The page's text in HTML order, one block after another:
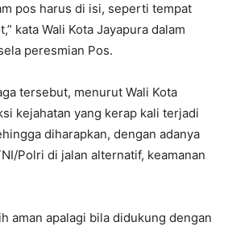
pos harus di isi, seperti tempat
kata Wali Kota Jayapura dalam
peresmian Pos.
tersebut, menurut Wali Kota
kejahatan yang kerap kali terjadi
diharapkan, dengan adanya
Polri di jalan alternatif, keamanan
aman apalagi bila didukung dengan